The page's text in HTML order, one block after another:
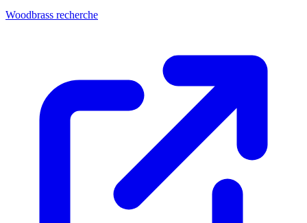
Woodbrass recherche